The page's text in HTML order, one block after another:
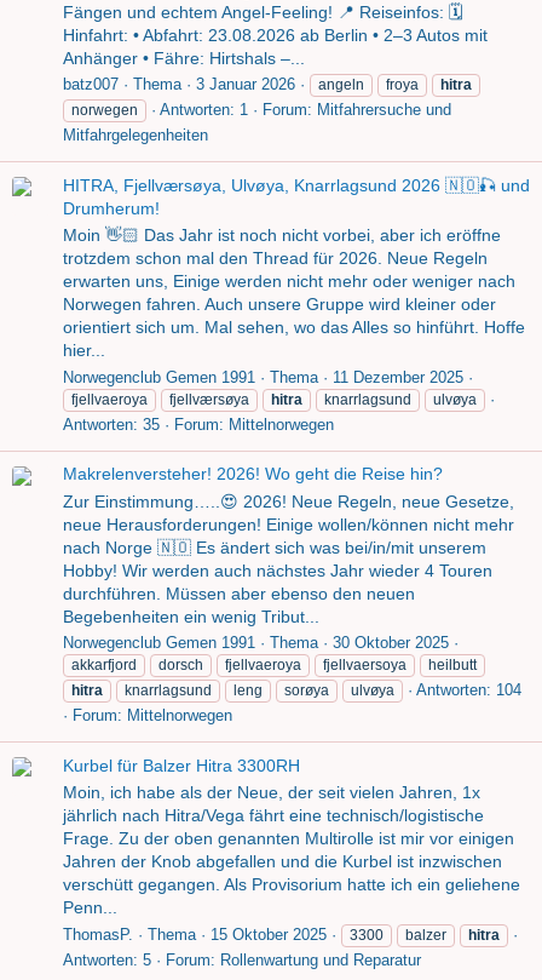
Fängen und echtem Angel-Feeling! 📍 Reiseinfos: 🗓
Hinfahrt: • Abfahrt: 23.08.2026 ab Berlin • 2–3 Autos mit
Anhänger • Fähre: Hirtshals –...
batz007 Thema 3 Januar 2026 angeln froya
hitra
norwegen
Antworten: 1 Forum: Mitfahrersuche und
Mitfahrgelegenheiten
HITRA, Fjellværsøya, Ulvøya, Knarrlagsund 2026 🇳🇴🎣 und
Drumherum!
Moin 👋🏻 Das Jahr ist noch nicht vorbei, aber ich eröffne
trotzdem schon mal den Thread für 2026. Neue Regeln
erwarten uns, Einige werden nicht mehr oder weniger nach
Norwegen fahren. Auch unsere Gruppe wird kleiner oder
orientiert sich um. Mal sehen, wo das Alles so hinführt. Hoffe
hier...
Norwegenclub Gemen 1991 Thema 11 Dezember 2025
fjellvaeroya fjellværsøya hitra knarrlagsund ulvøya
Antworten: 35 Forum: Mittelnorwegen
Makrelenversteher! 2026! Wo geht die Reise hin?
Zur Einstimmung…..😍 2026! Neue Regeln, neue Gesetze,
neue Herausforderungen! Einige wollen/können nicht mehr
nach Norge 🇳🇴 Es ändert sich was bei/in/mit unserem
Hobby! Wir werden auch nächstes Jahr wieder 4 Touren
durchführen. Müssen aber ebenso den neuen
Begebenheiten ein wenig Tribut...
Norwegenclub Gemen 1991 Thema 30 Oktober 2025
akkarfjord dorsch fjellvaeroya fjellvaersoya
heilbutt
hitra
knarrlagsund leng sorøya ulvøya
Antworten: 104
Forum: Mittelnorwegen
Kurbel für Balzer Hitra 3300RH
Moin, ich habe als der Neue, der seit vielen Jahren, 1x
jährlich nach Hitra/Vega fährt eine technisch/logistische
Frage. Zu der oben genannten Multirolle ist mir vor einigen
Jahren der Knob abgefallen und die Kurbel ist inzwischen
verschütt gegangen. Als Provisorium hatte ich ein geliehene
Penn...
ThomasP. Thema 15 Oktober 2025 3300 balzer hitra
Antworten: 5 Forum: Rollenwartung und Reparatur